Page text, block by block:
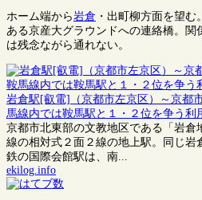
ホーム端から岩倉 ・出町柳方面を望
ある京産大グラウンドへの連絡橋。関
は残念ながら通れない。
岩倉駅[叡電]（京都市左京区）～京都
馬線内では鞍馬駅と１・２位を争う利
京都市北東部の文教地区である「岩倉
線の相対式２面２線の地上駅。同じ岩
鉄の国際会館駅は、南...
ekilog.info